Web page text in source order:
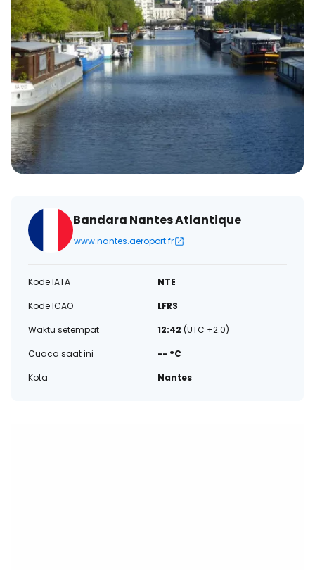
Bandara Nantes Atlantique
www.nantes.aeroport.fr
Kode IATA
NTE
Kode ICAO
LFRS
Waktu setempat
12:42 (UTC +2.0)
Cuaca saat ini
-- °C
Kota
Nantes